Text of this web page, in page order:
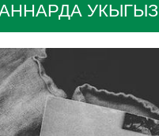
УКЫГЫЗ